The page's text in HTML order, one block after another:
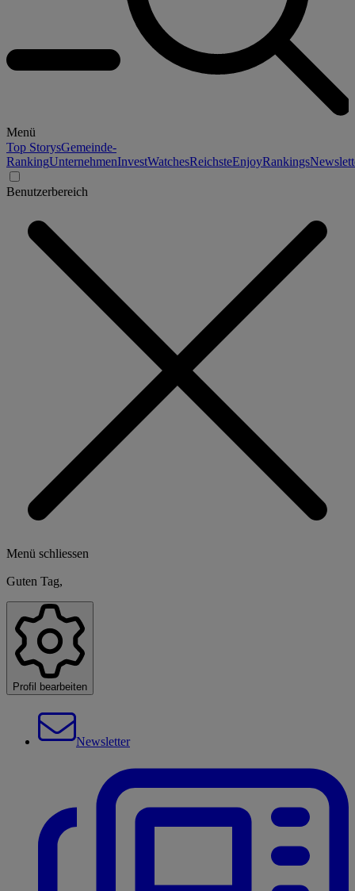
Menü
Top StorysGemeinde-
RankingUnternehmenInvestWatchesReichsteEnjoyRankings
Benutzerbereich
Menü schliessen
Guten Tag,
Profil bearbeiten
Newsletter